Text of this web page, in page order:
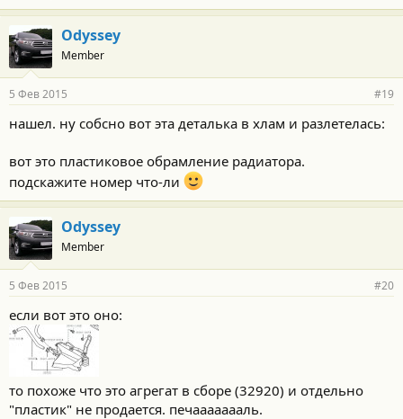
Odyssey
Member
5 Фев 2015 #19
нашел. ну собсно вот эта деталька в хлам и разлетелась:
вот это пластиковое обрамление радиатора.
подскажите номер что-ли
Odyssey
Member
5 Фев 2015 #20
если вот это оно:
то похоже что это агрегат в сборе (32920) и отдельно
"пластик" не продается. печаааааааль.